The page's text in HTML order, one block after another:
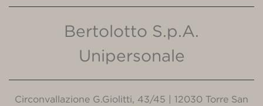
Bertolotto S.p.A.
Unipersonale
Circonvallazione G.Giolitti, 43/45 | 12030 Torre San